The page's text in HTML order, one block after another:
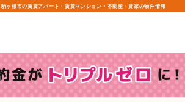
ヶ根市の賃貸アパート・賃貸マンション・不動産・貸家の物件情報